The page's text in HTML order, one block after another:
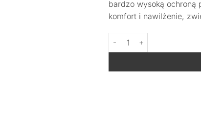
bardzo wysoką ochroną
komfort i nawilżenie,
ilość MESOESTETIC